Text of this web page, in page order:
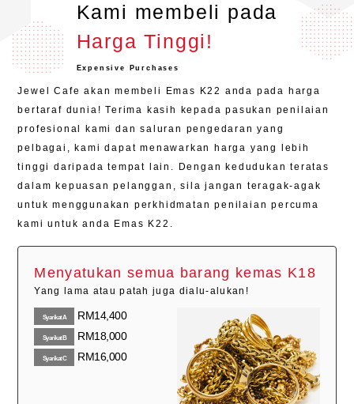
Kami membeli pada
Harga Tinggi!
Expensive Purchases
Jewel Cafe akan membeli Emas K22 anda pada harga
bertaraf dunia! Terima kasih kepada pasukan penilaian
profesional kami dan saluran pengedaran yang
pelbagai, kami dapat menawarkan harga yang lebih
tinggi daripada tempat lain. Dengan kedudukan teratas
dalam kepuasan pelanggan, sila jangan teragak-agak
untuk menggunakan perkhidmatan penilaian percuma
kami untuk anda Emas K22.
Menyatukan semua barang kemas K18
Yang lama atau patah juga dialu-alukan!
SyarikatA RM14,400
SyarikatB RM18,000
SyarikatC RM16,000